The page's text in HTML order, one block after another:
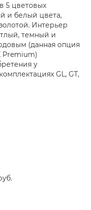
5 цветовых
и белый цвета,
Интерьер
темный и
(данная опция
Premium)
у
GL, GT,